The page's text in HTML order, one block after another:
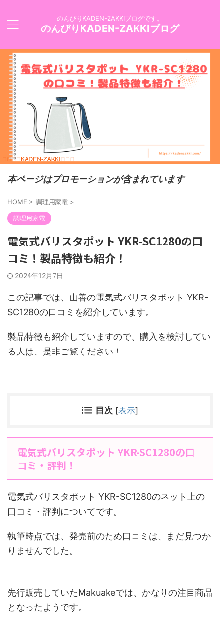
のんびりKADEN-ZAKKIブログです。
のんびりKADEN-ZAKKIブログ
本ページはプロモーションが含まれています
HOME > 調理用家電 >
調理用家電
電気式バリスタポット YKR-SC1280の口
コミ！製品特徴も紹介！
2024年12月7日
この記事では、山善の電気式バリスタポット YKR-
SC1280の口コミを紹介しています。
製品特徴も紹介していますので、購入を検討してい
る人は、是非ご覧ください！
目次 [表示]
電気式バリスタポット YKR-SC1280の口
コミ・評判！
電気式バリスタポット YKR-SC1280のネット上の
口コミ・評判についてです。
執筆時点では、発売前のため口コミは、まだ見つか
りませんでした。
先行販売していたMakuakeでは、かなりの注目商品
となったようです。